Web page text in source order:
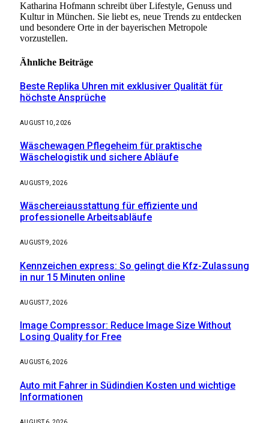
Katharina Hofmann schreibt über Lifestyle, Genuss und
Kultur in München. Sie liebt es, neue Trends zu entdecken
und besondere Orte in der bayerischen Metropole
vorzustellen.
Ähnliche Beiträge
Beste Replika Uhren mit exklusiver Qualität für
höchste Ansprüche
AUGUST 10, 2026
Wäschewagen Pflegeheim für praktische
Wäschelogistik und sichere Abläufe
AUGUST 9, 2026
Wäschereiausstattung für effiziente und
professionelle Arbeitsabläufe
AUGUST 9, 2026
Kennzeichen express: So gelingt die Kfz-Zulassung
in nur 15 Minuten online
AUGUST 7, 2026
Image Compressor: Reduce Image Size Without
Losing Quality for Free
AUGUST 6, 2026
Auto mit Fahrer in Südindien Kosten und wichtige
Informationen